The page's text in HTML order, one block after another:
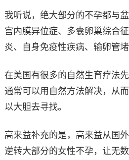
我听说，绝大部分的不孕都与
宫内膜异位症、多囊卵巢综合
炎、自身免疫性疾病、输卵管堵
在美国有很多的自然生育疗法
通常可以用自然方法解决，从
以大胆去寻找。
高来益补充的是，高来益从国
逆转大部分的女性不孕，让无